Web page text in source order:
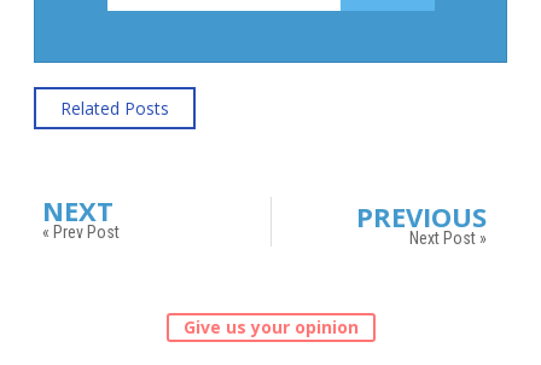
Related Posts
NEXT
« Prev Post PREVIOUS
Next Post »
Give us your opinion